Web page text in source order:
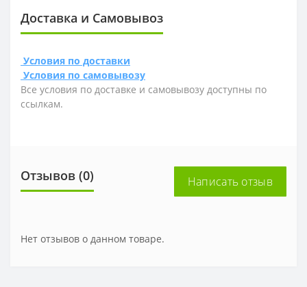
Доставка и Самовывоз
Условия по доставки
Условия по самовывозу
Все условия по доставке и самовывозу доступны по
ссылкам.
Отзывов (0) Написать отзыв
Нет отзывов о данном товаре.